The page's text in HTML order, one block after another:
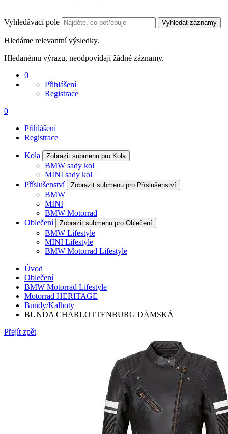
Vyhledávací pole Vyhledat záznamy
Hledáme relevantní výsledky.
Hledanému výrazu, neodpovídají žádné záznamy.
0
Přihlášení
Registrace
0
Přihlášení
Registrace
Kola Zobrazit submenu pro Kola
BMW sady kol
MINI sady kol
Příslušenství
Zobrazit submenu pro Příslušenství
BMW
MINI
BMW Motorrad
Oblečení
Zobrazit submenu pro Oblečení
BMW Lifestyle
MINI Lifestyle
BMW Motorrad Lifestyle
Úvod
Oblečení
BMW Motorrad Lifestyle
Motorrad HERITAGE
Bundy/Kalhoty
BUNDA CHARLOTTENBURG DÁMSKÁ
Přejít zpět